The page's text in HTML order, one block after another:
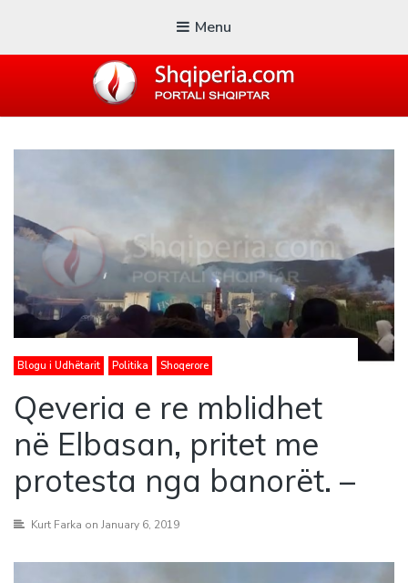
Menu
Blogu i Udhëtarit Politika Shoqerore
Qeveria e re mblidhet
në Elbasan, pritet me
protesta nga banorët. –
Kurt Farka on January 6, 2019